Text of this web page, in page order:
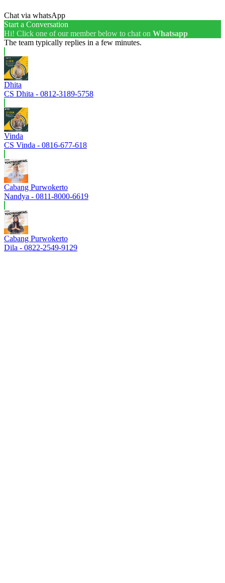
Chat via whatsApp
Start a Conversation
Hi! Click one of our member below to chat on Whatsapp
The team typically replies in a few minutes.
Dhita
CS Dhita - 0812-3189-5758
Vinda
CS Vinda - 0816-677-618
Cabang Purwokerto
Nandya - 0811-8000-6619
Cabang Purwokerto
Dila - 0822-2549-9129